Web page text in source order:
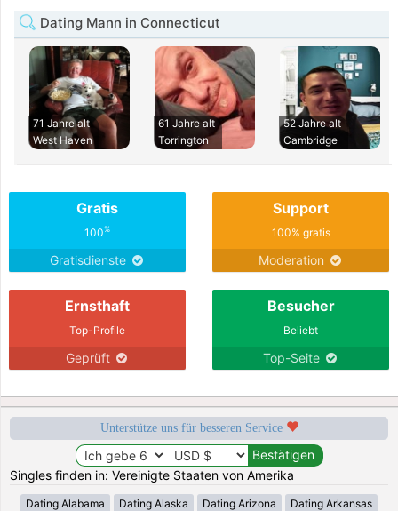
Dating Mann in Connecticut
71 Jahre alt
West Haven
61 Jahre alt
Torrington
52 Jahre alt
Cambridge
Gratis
100%
Gratisdienste
Support
100% gratis
Moderation
Ernsthaft
Top-Profile
Geprüft
Besucher
Beliebt
Top-Seite
Unterstütze uns für besseren Service
Singles finden in: Vereinigte Staaten von Amerika
Dating Alabama Dating Alaska Dating Arizona Dating Arkansas